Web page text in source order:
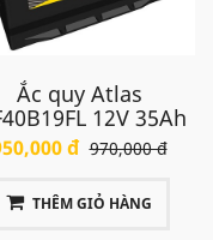
Ắc quy Atlas
12V 35Ah
đ 970,000 đ
THÊM GIỎ HÀNG